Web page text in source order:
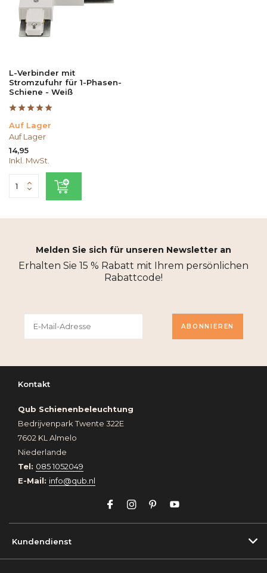
L-Verbinder mit
Stromzufuhr für 1-Phasen-
Schiene - Weiß
Auf Lager
Auf Lager
14,95
Inkl. MwSt.
Melden Sie sich für unseren Newsletter an
Erhalten Sie 15 % Rabatt mit Ihrem persönlichen
Rabattcode!
ABONNIEREN
Kontakt
Qub Schienenbeleuchtung
Bedrijvenpark Twente 322E
7602 KL Almelo
Niederlande
Tel: 085 1052049
E-Mail: info@qub.nl
Kundendienst